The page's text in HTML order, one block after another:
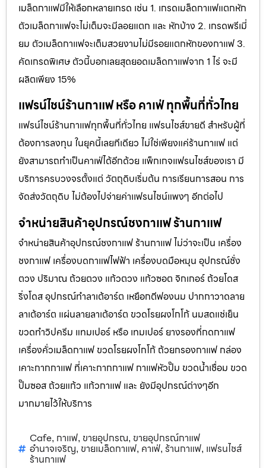
เมล็ดกาแฟมีให้เลือกหลายเกรด เช่น 1. เกรดเมล็ดกาแฟแตกหัก
ตัวเมล็ดกาแฟจะไม่เต็มจะมีลอยแตก และ หักบ้าง 2. เกรดพรีเมี่
ยม ตัวเมล็ดกาแฟจะเต็มสวยงามไม่มีรอยแตกหักของกาแฟ 3.
คัดเกรดพิเศษ ตัวนี้บอกเลยสุดยอดเมล็ดกาแฟจาก 1 ไร่ จะมี
ผลิตเพียง 15%
แฟรน์ไชน์ร้านกาแฟ หรือ คาเฟ่ ทุกพื้นที่ทั่วไทย
แฟรน์ไชน์ร้านกาแฟทุกพื้นที่ทั่วไทย แฟรนไชส์ขายดี สำหรับผู้ที่
ต้องการลงทุน ในยุคนี้เลยทีเดียว ไม่ใช่เพียงแค่ร้านกาแฟ แต่
ยังสามารถทำเป็นคาเฟ่ได้อีกด้วย แพ็กเกจแฟรนไชส์ของเรา มี
บริการครบวงจรตั้งแต่ วัตถุดิบเริ่มต้น การเรียนการสอน การ
จัดส่งวัตถุดิบ ไม่ต้องไปจ่ายค่าเเฟรนไชน์แพงๆ อีกต่อไป
จำหน่ายสินค้าอุปกรณ์ชงกาแฟ ร้านกาแฟ
จำหน่ายสินค้าอุปกรณ์ชงกาแฟ ร้านกาแฟ ไม่ว่าจะเป็น เครื่อง
ชงกาแฟ เครื่องบดกาแฟไฟฟ้า เครื่องบดมือหมุน อุปกรณ์ชั่ง
ตวง ปริมาณ ถ้วยตวง แก้วตวง แก้วซอต จิกเกอร์ ถ้วยโดส
ริ่งโดส อุปกรณ์ทำลาเต้อาร์ต เหยือกตีฟองนม ปากกาวาดลาย
ลาเต้อาร์ต แผ่นลายลาเต้อาร์ต ขวดโรยผงโกโก้ นมสดแช่เย็น
ขวดทำวิปครีม แทมเปอร์ หรือ เทมเปอร์ ยางรองที่กดกาแฟ
เครื่องคั่วเมล็ดกาแฟ ขวดโรยผงโกโก้ ถ้วยกรองกาแฟ กล่อง
เคาะกากกาแฟ ที่เคาะกากกาแฟ กาแฟหัวปั๊ม ขวดน้ำเชื่อม ขวด
ปั๊มซอส ถ้วยแก้ว แก้วกาแฟ และ ยังมีอุปกรณ์ต่างๆอีก
มากมายไว้ให้บริการ
Cafe, กาแฟ, ขายอุปกรณ, ขายอุปกรณ์กาแฟ
อำนาจเจริญ, ขายเมล็ดกาแฟ, คาเฟ่, ร้านกาแฟ, แฟรนไชส์
ร้านกาแฟ